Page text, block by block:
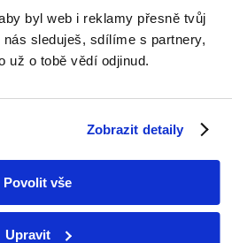
byl web i reklamy přesně tvůj
sleduješ, sdílíme s partnery,
už o tobě vědí odjinud.
Zobrazit detaily
Povolit vše
Upravit